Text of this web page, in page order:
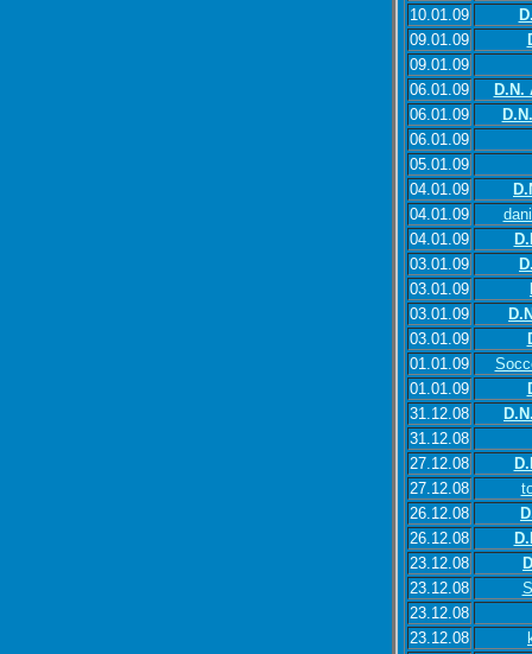
10.01.09
09.01.09
09.01.09
06.01.09
D.N.
06.01.09
06.01.09
05.01.09
04.01.09
04.01.09
04.01.09
03.01.09
03.01.09
03.01.09
03.01.09
01.01.09
01.01.09
31.12.08
31.12.08
27.12.08
27.12.08
26.12.08
26.12.08
23.12.08
23.12.08
23.12.08
23.12.08